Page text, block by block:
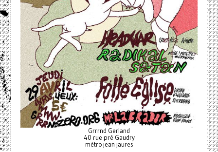
Grrrnd Gerland
40 rue pré Gaudry
métro jean jaures